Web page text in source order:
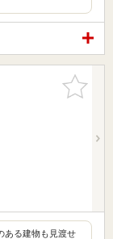
お気に入
りに追加
ある建物も見渡せ